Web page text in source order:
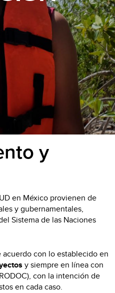
y
en México provienen de
y gubernamentales,
Sistema de las Naciones
con lo establecido en
y siempre en línea con
con la intención de
en cada caso.